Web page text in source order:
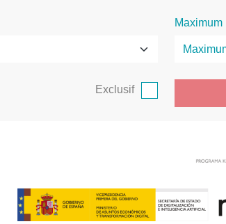
Maximum
Exclusif